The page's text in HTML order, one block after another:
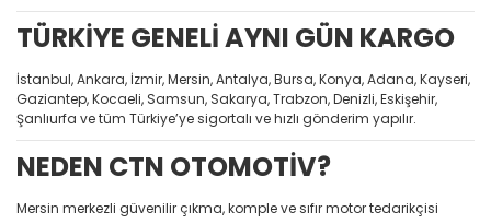
TÜRKİYE GENELİ AYNI GÜN KARGO
İstanbul, Ankara, İzmir, Mersin, Antalya, Bursa, Konya, Adana, Kayseri,
Gaziantep, Kocaeli, Samsun, Sakarya, Trabzon, Denizli, Eskişehir,
Şanlıurfa ve tüm Türkiye’ye sigortalı ve hızlı gönderim yapılır.
NEDEN CTN OTOMOTİV?
Mersin merkezli güvenilir çıkma, komple ve sıfır motor tedarikçisi